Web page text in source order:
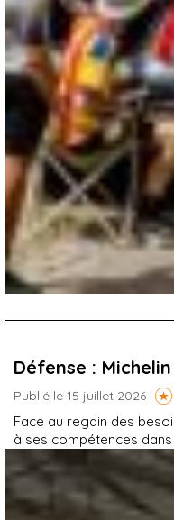
Défense :
Publié le 15 juillet 2026
Face au regain des
à ses compétences